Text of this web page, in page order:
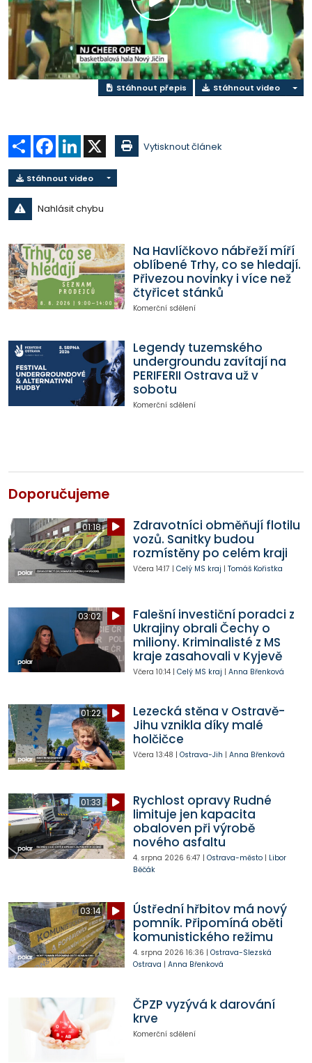
Přehrát
video
Stáhnout přepis Stáhnout video
Sdílet Facebook
LinkedIn Vytisknout článek
Stáhnout video
Nahlásit chybu
Na Havlíčkovo nábřeží míří
oblíbené Trhy, co se hledají.
Přivezou novinky i více než
čtyřicet stánků
Komerční sdělení
Legendy tuzemského
undergroundu zavítají na
PERIFERII Ostrava už v
sobotu
Komerční sdělení
Doporučujeme
01:18
Zdravotníci obměňují flotilu
vozů. Sanitky budou
rozmístěny po celém kraji
Včera 14:17 | Celý MS kraj | Tomáš Kořistka
03:02
Falešní investiční poradci z
Ukrajiny obrali Čechy o
miliony. Kriminalisté z MS
kraje zasahovali v Kyjevě
Včera 10:14| Celý MS kraj | Anna Břenková
01:22
Lezecká stěna v Ostravě-
Jihu vznikla díky malé
holčičce
Včera 13:48 | Ostrava-Jih | Anna Břenková
01:33
Rychlost opravy Rudné
limituje jen kapacita
obaloven při výrobě
nového asfaltu
4. srpna 2026 6:47 | Ostrava-město| Libor
Běčák
03:14
Ústřední hřbitov má nový
pomník. Připomíná oběti
komunistického režimu
4. srpna 2026 16:36 | Ostrava-Slezská
Ostrava | Anna Břenková
ČPZP vyzývá k darování
krve
Komerční sdělení